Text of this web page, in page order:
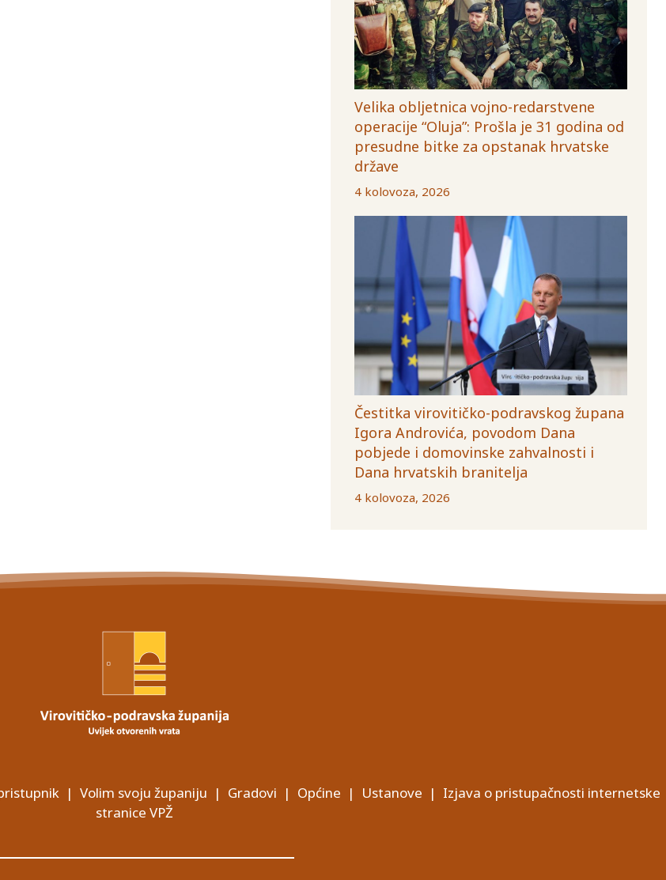
Velika obljetnica vojno-redarstvene
operacije “Oluja”: Prošla je 31 godina od
presudne bitke za opstanak hrvatske
države
4 kolovoza, 2026
Čestitka virovitičko-podravskog župana
Igora Androvića, povodom Dana
pobjede i domovinske zahvalnosti i
Dana hrvatskih branitelja
4 kolovoza, 2026
| Volim svoju županiju | Gradovi | Općine | Ustanove | Izjava o pristupačnosti internetske
stranice VPŽ